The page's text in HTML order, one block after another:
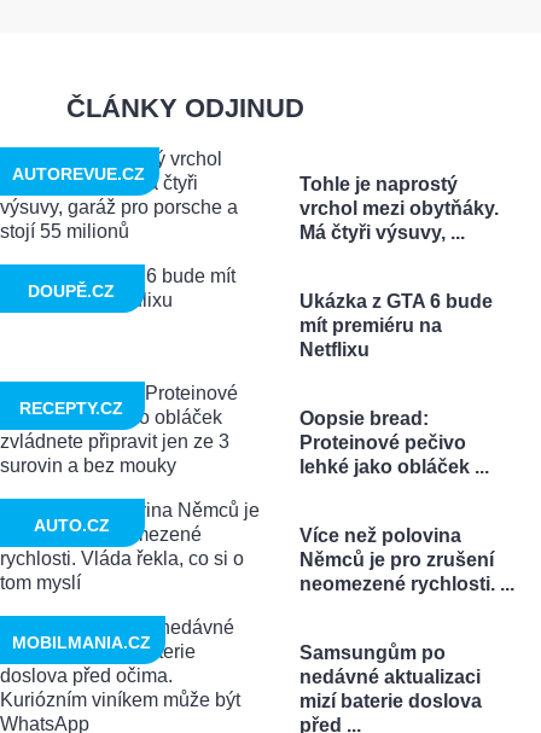
ČLÁNKY ODJINUD
Tohle je naprostý
vrchol mezi obytňáky.
Má čtyři výsuvy, ...
AUTOREVUE.CZ
Ukázka z GTA 6 bude
mít premiéru na
Netflixu
DOUPĚ.CZ
Oopsie bread:
Proteinové pečivo
lehké jako obláček ...
RECEPTY.CZ
Více než polovina
Němců je pro zrušení
neomezené rychlosti. ...
AUTO.CZ
Samsungům po
nedávné aktualizaci
mizí baterie doslova
před ...
MOBILMANIA.CZ